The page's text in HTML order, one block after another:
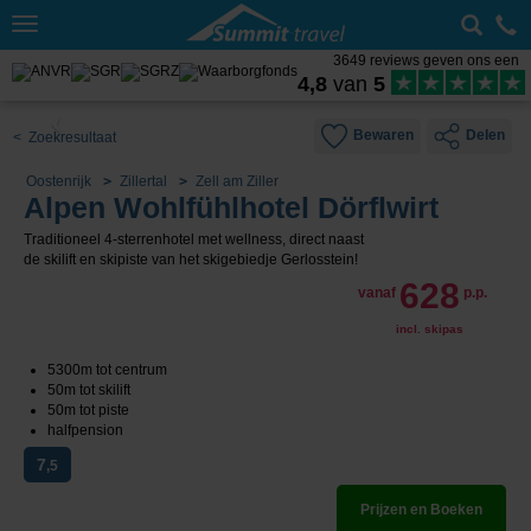
Toggle
3649 reviews geven ons een
4,8 van 5
< Zoekresultaat Bewaren Delen
Oostenrijk Zillertal Zell am Ziller
Alpen Wohlfühlhotel Dörflwirt
Traditioneel 4-sterrenhotel met wellness, direct naast
de skilift en skipiste van het skigebiedje Gerlosstein!
vanaf 628 p.p.
incl. skipas
5300m tot centrum
50m tot skilift
50m tot piste
halfpension
7,5
Prijzen en Boeken